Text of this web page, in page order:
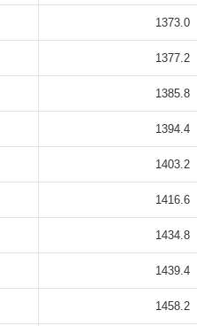
1373.0
1377.2
1385.8
1394.4
1403.2
1416.6
1434.8
1439.4
1458.2